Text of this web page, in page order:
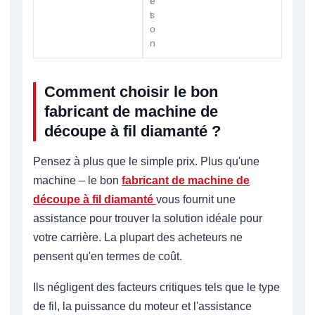
s
t
o
n
Comment choisir le bon
fabricant de machine de
découpe à fil diamanté ?
Pensez à plus que le simple prix. Plus qu'une
machine – le bon fabricant de machine de
découpe à fil diamanté vous fournit une
assistance pour trouver la solution idéale pour
votre carrière. La plupart des acheteurs ne
pensent qu'en termes de coût.
Ils négligent des facteurs critiques tels que le type
de fil, la puissance du moteur et l'assistance